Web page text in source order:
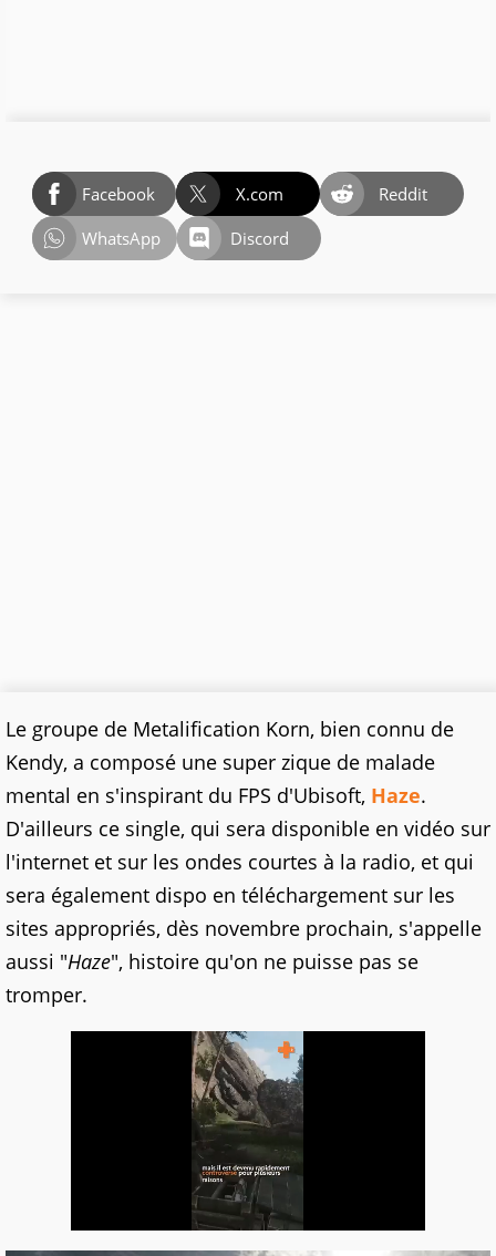
Facebook X.com
Reddit
WhatsApp
Discord
Le groupe de Metalification Korn, bien connu de
Kendy, a composé une super zique de malade
mental en s'inspirant du FPS d'Ubisoft, Haze.
D'ailleurs ce single, qui sera disponible en vidéo sur
l'internet et sur les ondes courtes à la radio, et qui
sera également dispo en téléchargement sur les
sites appropriés, dès novembre prochain, s'appelle
aussi "Haze", histoire qu'on ne puisse pas se
tromper.